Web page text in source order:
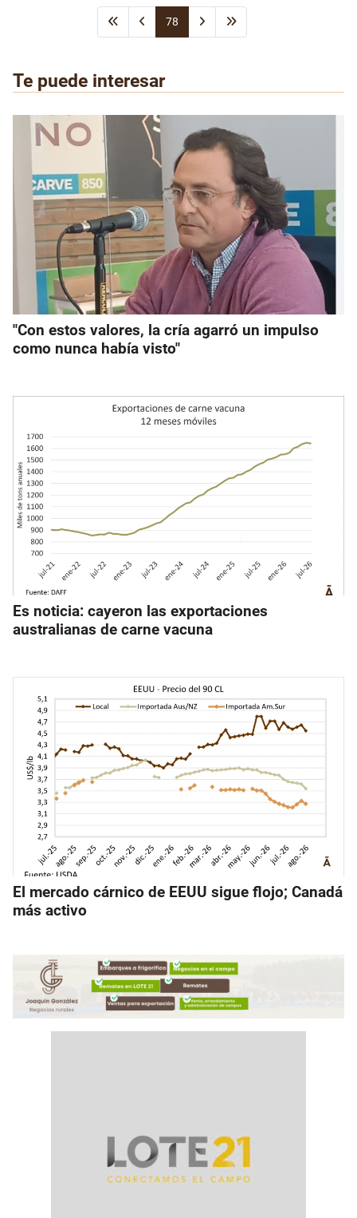
78
Te puede interesar
"Con estos valores, la cría agarró un impulso
como nunca había visto"
Es noticia: cayeron las exportaciones
australianas de carne vacuna
El mercado cárnico de EEUU sigue flojo; Canadá
más activo